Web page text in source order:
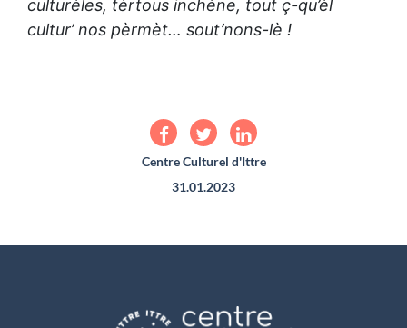
culturèles, tèrtous inchène, tout ç-qu’èl
cultur’ nos pèrmèt… sout’nons-lè !
Centre Culturel d'Ittre
31.01.2023